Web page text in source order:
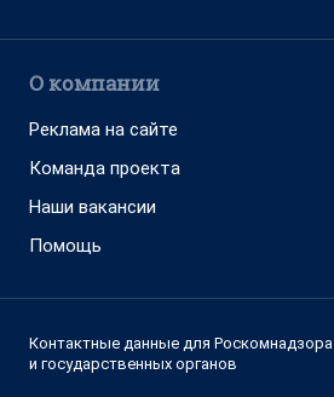
О компании
Реклама на сайте
Команда проекта
Наши вакансии
Помощь
Контактные данные для Роскомнадзора
и государственных органов